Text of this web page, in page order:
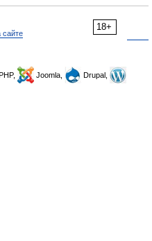
18+
сайте
Joomla,
Drupal,